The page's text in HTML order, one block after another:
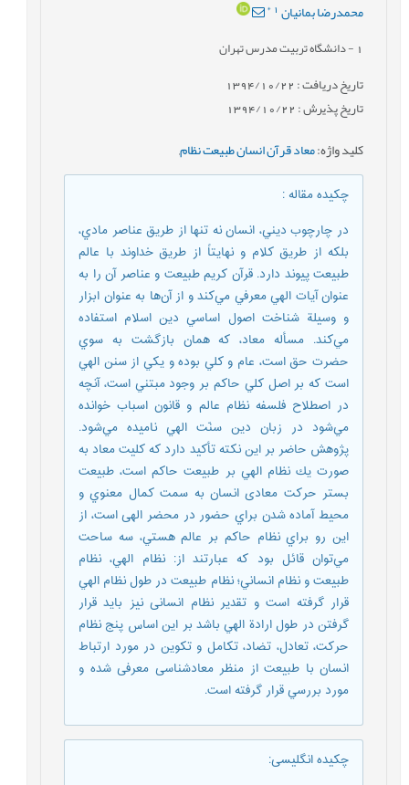
محمدرضا بمانيان *
- دانشگاه تربيت مدرس تهران
تاریخ دریافت : 1394/10/22
تاریخ پذیرش : 1394/10/22
کلید واژه:معاد قرآن انسان طبیعت نظام,
چکیده مقاله:
در چارچوب ديني، انسان نه تنها از طريق عناصر مادي،
بلكه از طريق كلام و نهايتاً از طريق خداوند با عالم
طبيعت پيوند دارد. قرآن كريم طبیعت و عناصر آن را به
عنوان آيات الهي معرفي مي‌كند و از آن‌ها به عنوان ابزار
و وسيلة شناخت اصول اساسي دین اسلام استفاده
مي‌كند. مسأله معاد، كه همان بازگشت به سوي
حضرت حق است، عام و كلي بوده و يكي از سنن الهي
است كه بر اصل كلي حاكم بر وجود مبتني است، آنچه
در اصطلاح فلسفه نظام عالم و قانون اسباب خوانده
مي‌شود در زبان دين سنّت الهي ناميده مي‌شود.
پژوهش حاضر بر این نکته تأکید دارد که كليت معاد به
صورت يك نظام الهي بر طبیعت حاكم است، طبیعت
بستر حركت معادی انسان به سمت كمال معنوي و
محيط آماده شدن براي حضور در محضر الهی است، از
این رو براي نظام حاكم بر عالم هستي، سه ساحت
مي‌توان قائل بود كه عبارتند از: نظام الهي، نظام
طبيعت و نظام انساني؛ نظام طبيعت در طول نظام الهي
قرار گرفته است و تقدير نظام انسانی نيز بايد قرار
گرفتن در طول ارادة الهي باشد بر اين اساس پنج نظام
حركت، تعادل، تضاد، تكامل و تكوين در مورد ارتباط
انسان با طبیعت از منظر معادشناسی معرفی شده و
مورد بررسي قرار گرفته است.
چکیده انگلیسی: